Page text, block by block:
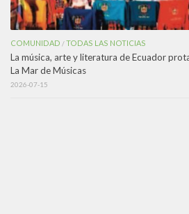
COMUNIDAD /TODAS LAS NOTICIAS
La música, arte y literatura de Ecuador
La Mar de Músicas
2026-07-15